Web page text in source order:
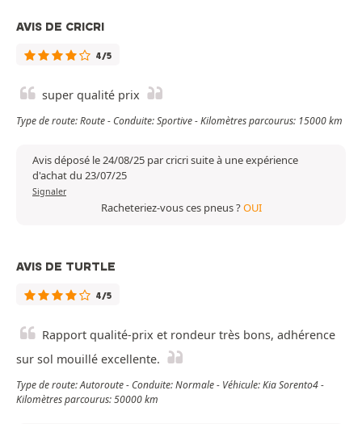
AVIS DE CRICRI
4/5
super qualité prix
Type de route: Route - Conduite: Sportive - Kilomètres parcourus: 15000 km
Avis déposé le 24/08/25 par cricri suite à une expérience
d'achat du 23/07/25
Signaler
Racheteriez-vous ces pneus ?OUI
AVIS DE TURTLE
4/5
Rapport qualité-prix et rondeur très bons, adhérence
sur sol mouillé excellente.
Type de route: Autoroute - Conduite: Normale - Véhicule: Kia Sorento4 -
Kilomètres parcourus: 50000 km